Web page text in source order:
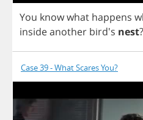
You knowwhat happens
insideanother bird's nest?
Case 39 - What Scares You?